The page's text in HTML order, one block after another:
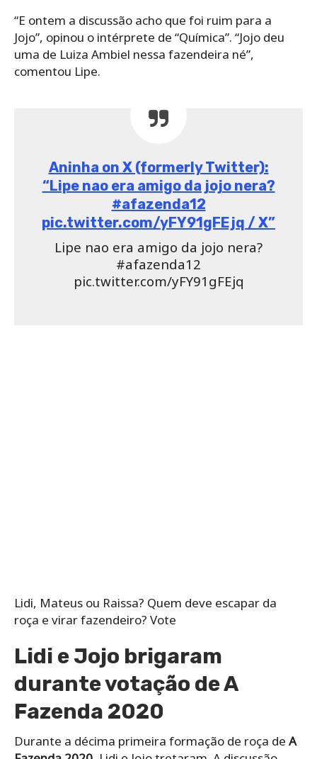
“E ontem a discussão acho que foi ruim para a
Jojo”, opinou o intérprete de “Química”. “Jojo deu
uma de Luiza Ambiel nessa fazendeira né”,
comentou Lipe.
Aninha on X (formerly Twitter):
“Lipe nao era amigo da jojo nera?
#afazenda12
pic.twitter.com/yFY91gFEjq / X”
Lipe nao era amigo da jojo nera?
#afazenda12
pic.twitter.com/yFY91gFEjq
Lidi, Mateus ou Raissa? Quem deve escapar da
roça e virar fazendeiro? Vote
Lidi e Jojo brigaram
durante votação de A
Fazenda 2020
Durante a décima primeira formação de roça de A